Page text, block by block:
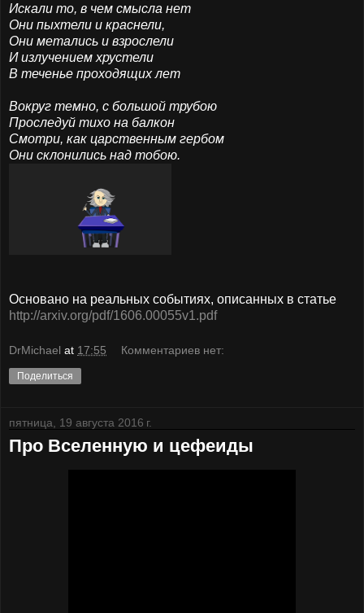
Искали то, в чем смысла нет
Они пыхтели и краснели,
Они метались и взрослели
И излучением хрустели
В теченье проходящих лет
Вокруг темно, с большой трубою
Проследуй тихо на балкон
Смотри, как царственным гербом
Они склонились над тобою.
Основано на реальных событиях, описанных в статье
http://arxiv.org/pdf/1606.00055v1.pdf
DrMichael at 17:55 Комментариев нет:
Поделиться
пятница, 19 августа 2016 г.
Про Вселенную и цефеиды